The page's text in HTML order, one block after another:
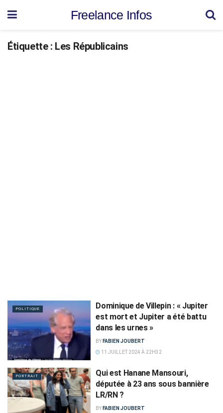
Freelance Infos
Étiquette : Les Républicains
POLITIQUE
Dominique de Villepin : « Jupiter
est mort et Jupiter a été battu
dans les urnes »
BY FABIEN JOUBERT
11 JUILLET 2024 À 22H32
PORTRAIT
Qui est Hanane Mansouri,
députée à 23 ans sous bannière
LR/RN ?
BY FABIEN JOUBERT